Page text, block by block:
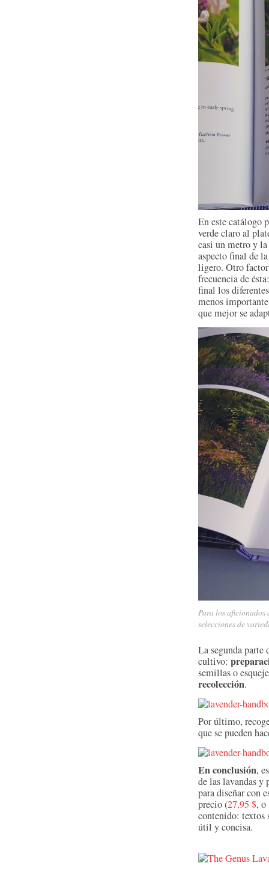
En este catálogo
verde claro al
casi un metro y
aspecto final de
ligero. Otro
frecuencia de
final los
menos
que mejor se
Para los aficionados
selecciones de
La segunda parte
cultivo:
semillas o
recolección.
Por último,
que se pueden
En conclusión,
de las lavandas y
para diseñar con
precio (27,95 $, o
contenido: textos
útil y concisa.